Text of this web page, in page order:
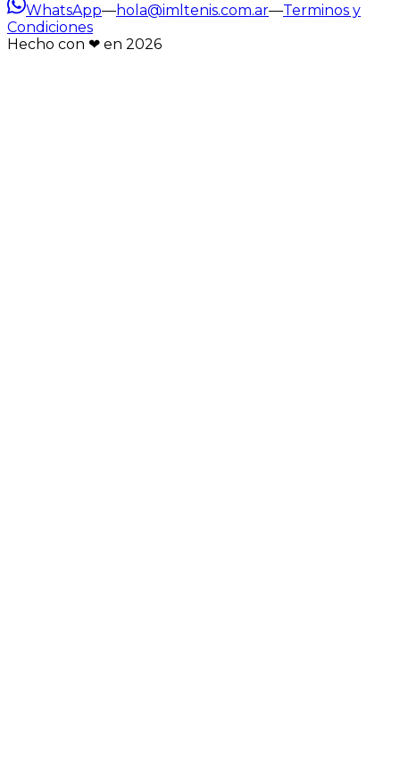
WhatsApp—hola@imltenis.com.ar—Terminos y
Condiciones
Hecho con ❤︎ en 2026